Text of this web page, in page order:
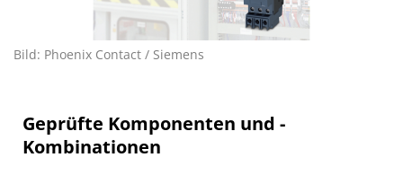
Bild: Phoenix Contact / Siemens
Geprüfte Komponenten und ­
Kombinationen